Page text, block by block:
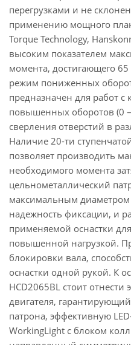
перегрузками и не
применению мощного
Torque Technology,
высоким показателем
момента, достигающего
режим пониженных
предназначен для работ
повышенных оборотов (0
сверления отверстий в
Наличие 20-ти
позволяет производить
необходимого момента
цельнометаллический
максимальным диаметром
надежность фиксации, и
применяемой оснастки
повышенной нагрузкой.
блокировки вала,
оснастки одной рукой. К
HCD2065BL стоит
двигателя,
патрона, эффективную
WorkingLight с блоком